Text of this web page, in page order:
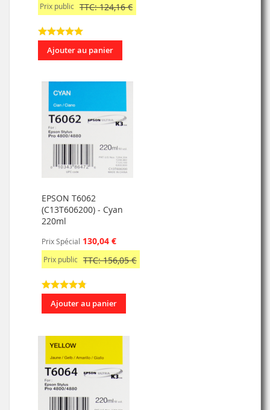
Prix public TTC: 124,16 €
Ajouter au panier
EPSON T6062
(C13T606200) - Cyan
220ml
Prix Spécial 130,04 €
Prix public TTC: 156,05 €
Ajouter au panier